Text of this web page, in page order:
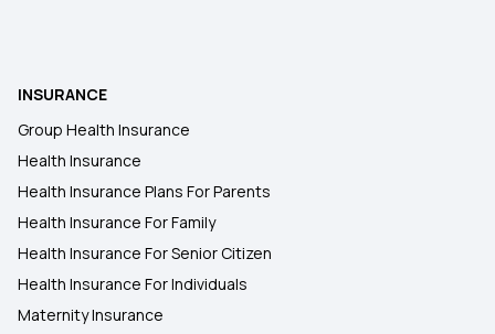
INSURANCE
Group Health Insurance
Health Insurance
Health Insurance Plans For Parents
Health Insurance For Family
Health Insurance For Senior Citizen
Health Insurance For Individuals
Maternity Insurance